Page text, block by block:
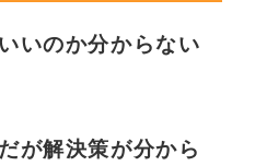
いのか分からない
が解決策が分から